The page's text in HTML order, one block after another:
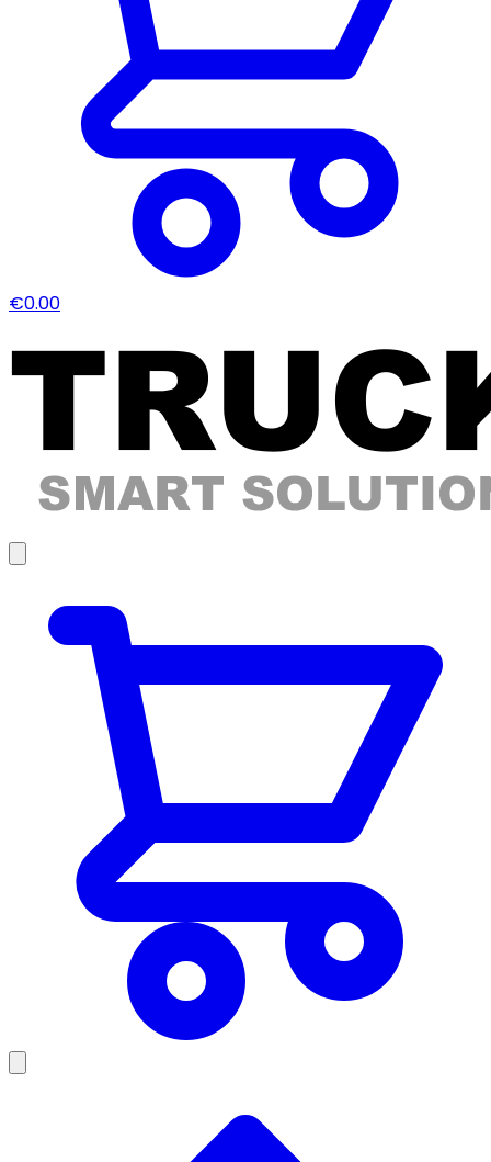
€0.00